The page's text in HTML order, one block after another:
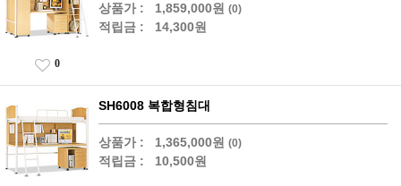
상품가 : 1,859,000원 (0)
적립금 : 14,300원
0
SH6008 복합형침대
상품가 : 1,365,000원 (0)
적립금 : 10,500원